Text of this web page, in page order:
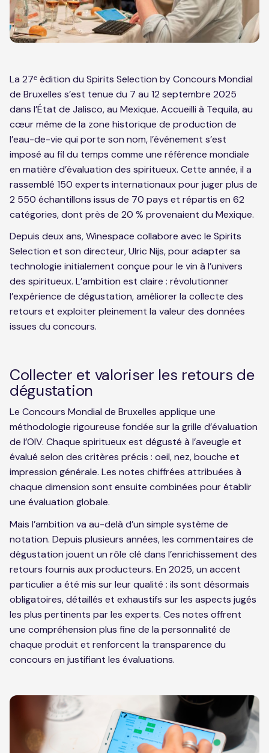
La 27ᵉ édition du Spirits Selection by Concours Mondial
de Bruxelles s’est tenue du 7 au 12 septembre 2025
dans l’État de Jalisco, au Mexique. Accueilli à Tequila, au
cœur même de la zone historique de production de
l’eau-de-vie qui porte son nom, l’événement s’est
imposé au fil du temps comme une référence mondiale
en matière d’évaluation des spiritueux. Cette année, il a
rassemblé 150 experts internationaux pour juger plus de
2 550 échantillons issus de 70 pays et répartis en 62
catégories, dont près de 20 % provenaient du Mexique.
Depuis deux ans, Winespace collabore avec le Spirits
Selection et son directeur, Ulric Nijs, pour adapter sa
technologie initialement conçue pour le vin à l’univers
des spiritueux. L’ambition est claire : révolutionner
l’expérience de dégustation, améliorer la collecte des
retours et exploiter pleinement la valeur des données
issues du concours.
Collecter et valoriser les retours de
dégustation
Le Concours Mondial de Bruxelles applique une
méthodologie rigoureuse fondée sur la grille d’évaluation
de l’OIV. Chaque spiritueux est dégusté à l’aveugle et
évalué selon des critères précis : oeil, nez, bouche et
impression générale. Les notes chiffrées attribuées à
chaque dimension sont ensuite combinées pour établir
une évaluation globale.
Mais l’ambition va au-delà d’un simple système de
notation. Depuis plusieurs années, les commentaires de
dégustation jouent un rôle clé dans l’enrichissement des
retours fournis aux producteurs. En 2025, un accent
particulier a été mis sur leur qualité : ils sont désormais
obligatoires, détaillés et exhaustifs sur les aspects jugés
les plus pertinents par les experts. Ces notes offrent
une compréhension plus fine de la personnalité de
chaque produit et renforcent la transparence du
concours en justifiant les évaluations.